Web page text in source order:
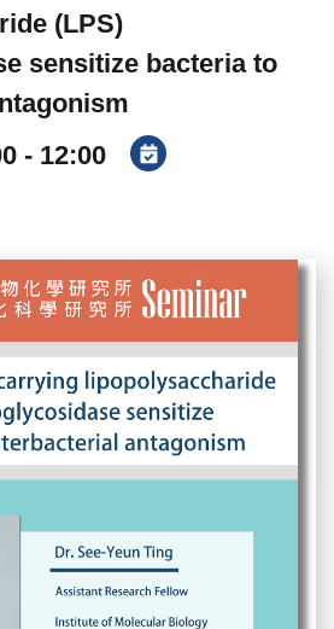
(LPS)
sensitize bacteria to
- 12:00